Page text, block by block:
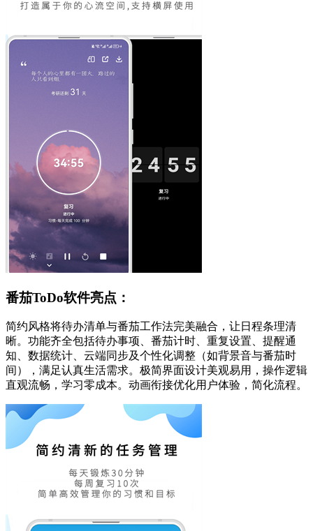
番茄ToDo软件亮点：
简约风格将待办清单与番茄工作法完美融合，让日程条理清
晰。功能齐全包括待办事项、番茄计时、重复设置、提醒通
知、数据统计、云端同步及个性化调整（如背景音与番茄时
间），满足认真生活需求。极简界面设计美观易用，操作逻辑
直观流畅，学习零成本。动画衔接优化用户体验，简化流程。